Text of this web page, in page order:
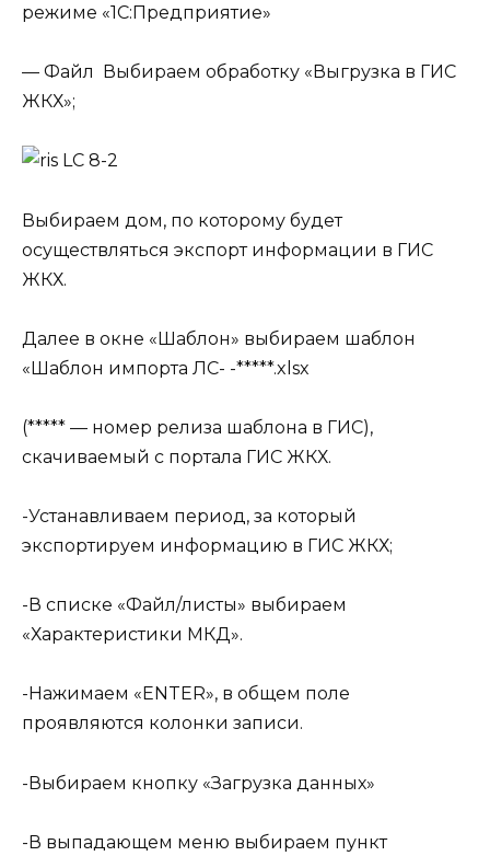
режиме «1С:Предприятие»
— Файл
Выбираем обработку «Выгрузка в ГИС
ЖКХ»;
Выбираем дом, по которому будет
осуществляться экспорт информации в ГИС
ЖКХ.
Далее в окне «Шаблон» выбираем шаблон
«Шаблон импорта ЛС- -*****.xlsx
(***** — номер релиза шаблона в ГИС),
скачиваемый с портала ГИС ЖКХ.
-Устанавливаем период, за который
экспортируем информацию в ГИС ЖКХ;
-В списке «Файл/листы» выбираем
«Характеристики МКД».
-Нажимаем «ENTER», в общем поле
проявляются колонки записи.
-Выбираем кнопку «Загрузка данных»
-В выпадающем меню выбираем пункт